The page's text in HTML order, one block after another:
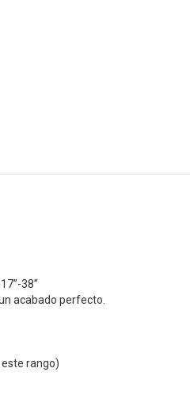
38”
acabado perfecto.
rango)